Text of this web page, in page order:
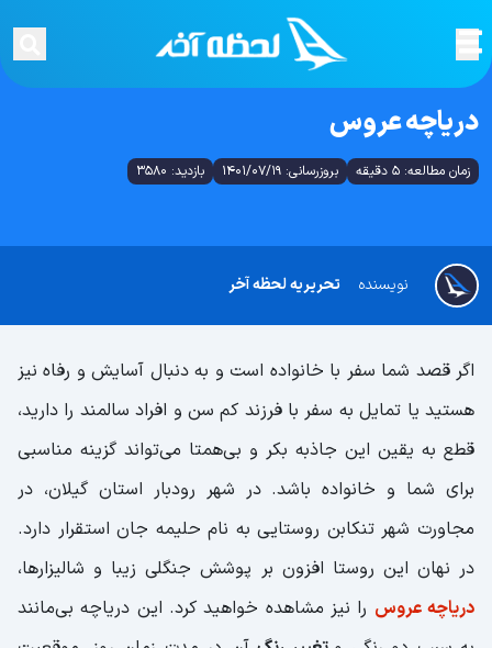
دریاچه عروس
زمان مطالعه: 5 دقیقه بروزرسانی: 1401/07/19 بازدید: 3580
تحریریه لحظه آخر نویسنده
اگر قصد شما سفر با خانواده است و به دنبال آسایش و رفاه نیز
هستید یا تمایل به سفر با فرزند کم سن و افراد سالمند را دارید،
قطع به یقین این جاذبه بکر و بی‌همتا می‌تواند گزینه مناسبی
برای شما و خانواده باشد. در شهر رودبار استان گیلان، در
مجاورت شهر تنکابن روستایی به نام حلیمه جان استقرار دارد.
در نهان این روستا افزون بر پوشش جنگلی زیبا و شالیزار‌ها،
دریاچه عروس را نیز مشاهده خواهید کرد. این دریاچه بی‌مانند